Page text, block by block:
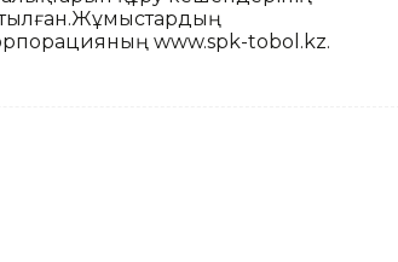
www.spk-tobol.kz.